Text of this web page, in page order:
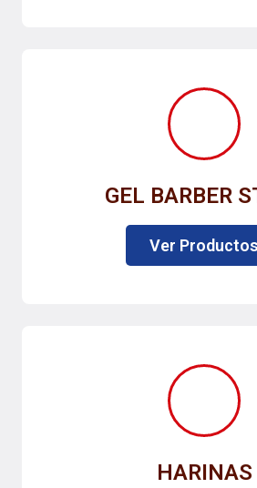
GEL BARBER
Ver Productos
HARINAS